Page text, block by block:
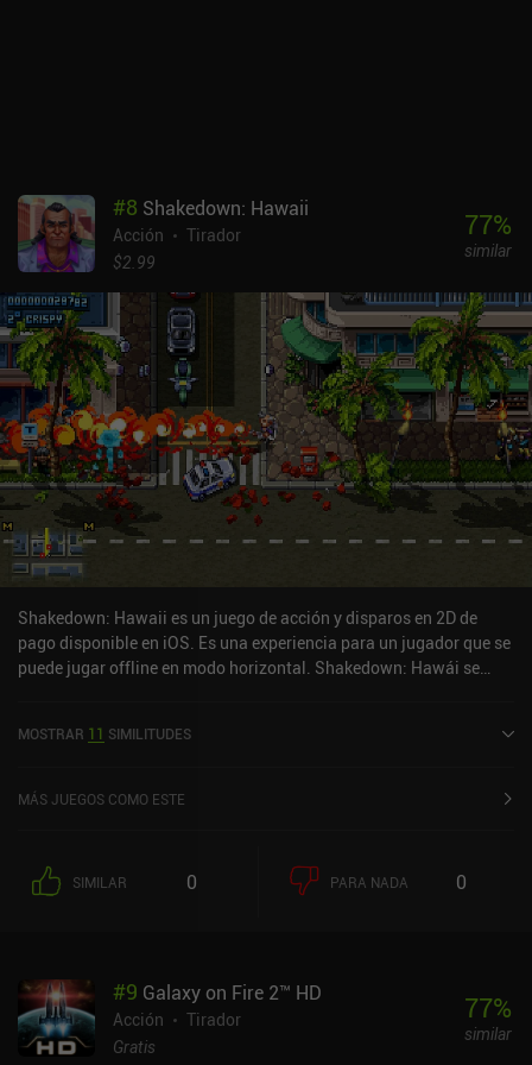
obtener más de la energía necesaria para jugar, y objetos
poderosos que hacen el juego mucho más fácil. La monetización
es tolerable pero definitivamente una de las áreas más débiles del
juego.
#8 Shakedown: Hawaii
Acción
Tirador
$2.99
77%
similar
Shakedown: Hawaii es un juego de acción y disparos en 2D de
pago disponible en iOS. Es una experiencia para un jugador que se
puede jugar offline en modo horizontal. Shakedown: Hawái se
MOSTRAR 11 SIMILITUDES
MÁS JUEGOS COMO ESTE
SIMILAR 0 PARA NADA 0
#9 Galaxy on Fire 2™ HD
Acción
Tirador
Gratis
77%
similar